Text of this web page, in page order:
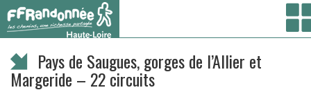
Vous êtes ici :Accueil/ Randonner /
gorges de l’Allier et Margeride – 22 circuits
Pays de Saugues, gorges de l’Allier et
Margeride – 22 circuits